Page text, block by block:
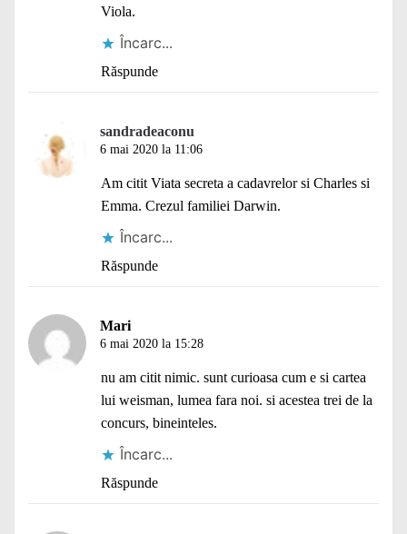
Viola.
Încarc...
Răspunde
sandradeaconu
6 mai 2020 la 11:06
Am citit Viata secreta a cadavrelor si Charles si
Emma. Crezul familiei Darwin.
Încarc...
Răspunde
Mari
6 mai 2020 la 15:28
nu am citit nimic. sunt curioasa cum e si cartea
lui weisman, lumea fara noi. si acestea trei de la
concurs, bineinteles.
Încarc...
Răspunde